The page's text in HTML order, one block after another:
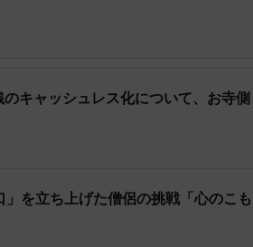
突破したと聞く。宗教法人の存在意
麿（ちくま新書）
キャッシュレス化について、お寺側
を立ち上げた僧侶の挑戦「心のこも